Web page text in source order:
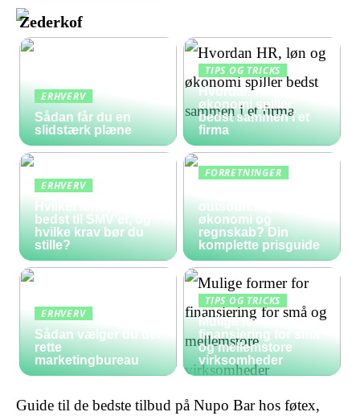
Zederkof
ERHVERV
Sådan får du en
slidstærk plæne
TIPS OG TRICKS
Hvordan HR, løn og
økonomi spiller
bedst sammen i et
firma
ERHVERV
Hvilket lønsystem er
bedst til SMV’er, og
hvilke krav bør du
stille?
FORRETNINGER
outsourcing af
økonomi og
regnskab? Din
komplette prisguide
ERHVERV
Sådan vælger du det
rette
marketingbureau
TIPS OG TRICKS
Mulige former for
finansiering for små
og mellemstore
virksomheder
Guide til de bedste tilbud på Nupo Bar hos føtex,